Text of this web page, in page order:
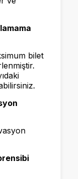
bilet